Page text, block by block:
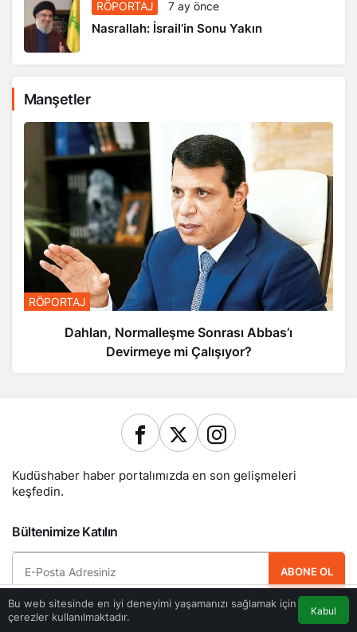
RÖPORTAJ 7 ay önce
Nasrallah: İsrail’in Sonu Yakın
Manşetler
RÖPORTAJ
Dahlan, Normalleşme Sonrası Abbas’ı
Devirmeye mi Çalışıyor?
Bu web sitesinde en iyi deneyimi yaşamanızı sağlamak için
çerezler kullanılmaktadır.
Kabul
Kudüshaber haber portalımızda en son gelişmeleri
keşfedin.
Bültenimize Katılın
ABONE OL
Hemen ücretsiz üye olun ve yeni güncellemelerden haberdar olan ilk kişi
olun.Anasayfa Akış Trafik